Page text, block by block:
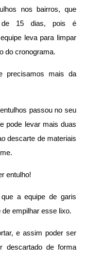
nos bairros, que
de 15 dias, pois é
leva para limpar
do cronograma.
precisamos mais da
passou no seu
pode levar mais duas
descarte de materiais
entulho!
a equipe de garis
empilhar esse lixo.
e assim poder ser
descartado de forma